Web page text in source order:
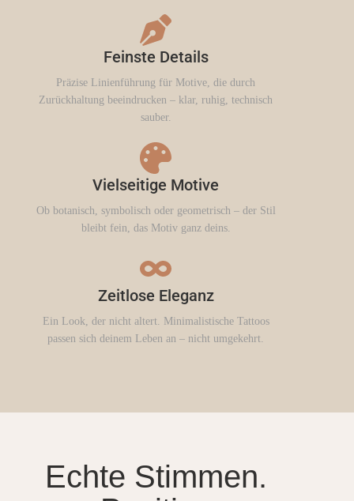
Feinste Details
Präzise Linienführung für Motive, die durch
Zurückhaltung beeindrucken – klar, ruhig, technisch
sauber.
Vielseitige Motive
Ob botanisch, symbolisch oder geometrisch – der Stil
bleibt fein, das Motiv ganz deins.
Zeitlose Eleganz
Ein Look, der nicht altert. Minimalistische Tattoos
passen sich deinem Leben an – nicht umgekehrt.
Echte Stimmen.